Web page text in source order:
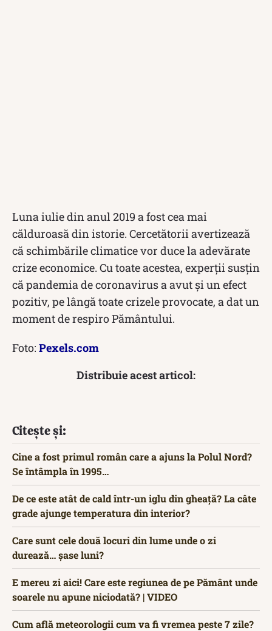
Luna iulie din anul 2019 a fost cea mai
călduroasă din istorie. Cercetătorii avertizează
că schimbările climatice vor duce la adevărate
crize economice. Cu toate acestea, experții susțin
că pandemia de coronavirus a avut și un efect
pozitiv, pe lângă toate crizele provocate, a dat un
moment de respiro Pământului.
Foto: Pexels.com
Distribuie acest articol:
Citește și:
Cine a fost primul român care a ajuns la Polul Nord?
Se întâmpla în 1995…
De ce este atât de cald într-un iglu din gheață? La câte
grade ajunge temperatura din interior?
Care sunt cele două locuri din lume unde o zi
durează… șase luni?
E mereu zi aici! Care este regiunea de pe Pământ unde
soarele nu apune niciodată? | VIDEO
Cum află meteorologii cum va fi vremea peste 7 zile?